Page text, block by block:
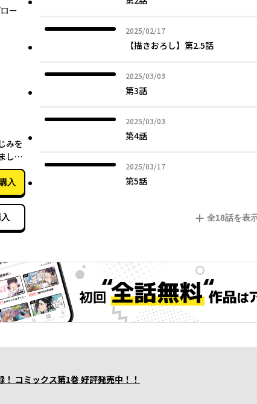
ー
日
みを
した
入
2025/02/17
2025年02月17日
【描きおろし】第2.5話
2025/03/03
2025年03月03日
第3話
2025/03/03
2025年03月03日
第4話
2025/03/17
2025年03月17日
第5話
全18話を表
コミックス第1巻 好評発売中！！